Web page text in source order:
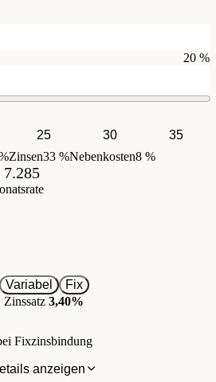
20 %
25 30
35
Zinsen33 %Nebenkosten8 %
7.285
Variabel
Fix
Zinssatz 3,40%
Fixzinsbindung
anzeigen